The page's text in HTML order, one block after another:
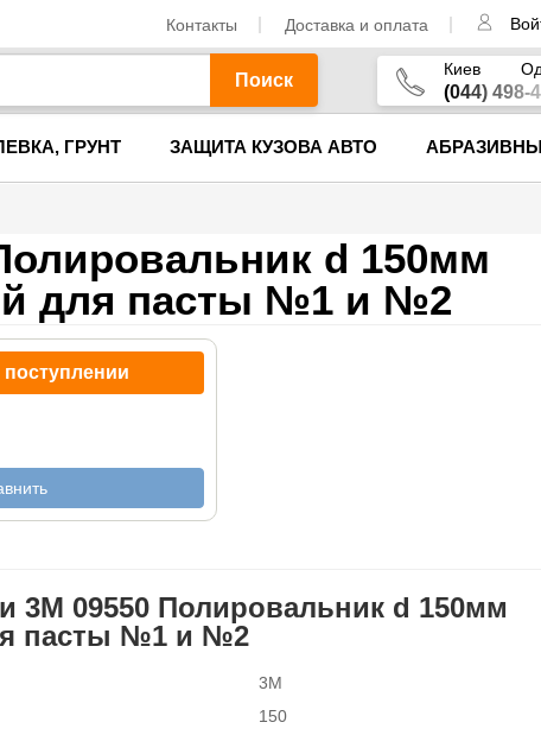
Контакты Доставка и оплата
Поиск
Киев
(044) 498-
ГРУНТ ЗАЩИТА КУЗОВА АВТО
d 150мм
для пасты №1 и №2
3М 09550 Полировальник d 150мм
пасты №1 и №2
3M
150